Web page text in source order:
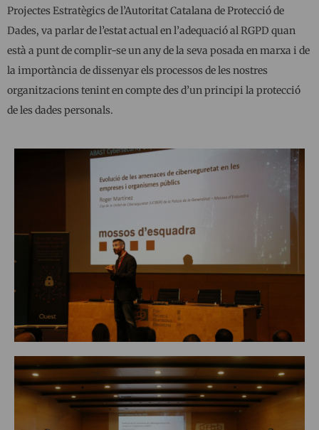
Projectes Estratègics de l’Autoritat Catalana de Protecció de
Dades, va parlar de l’estat actual en l’adequació al RGPD quan
està a punt de complir-se un any de la seva posada en marxa i de
la importància de dissenyar els processos de les nostres
organitzacions tenint en compte des d’un principi la protecció
de les dades personals.